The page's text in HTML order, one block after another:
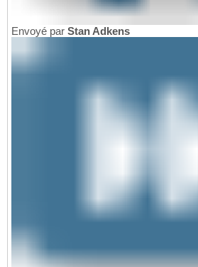
Envoyé par Stan Adkens